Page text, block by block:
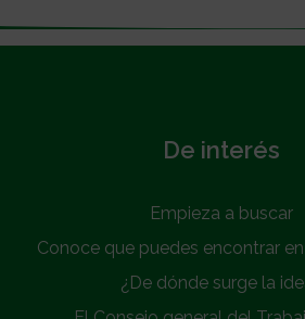
De interés
Empieza a buscar
Conoce que puedes encontrar
¿De dónde surge la